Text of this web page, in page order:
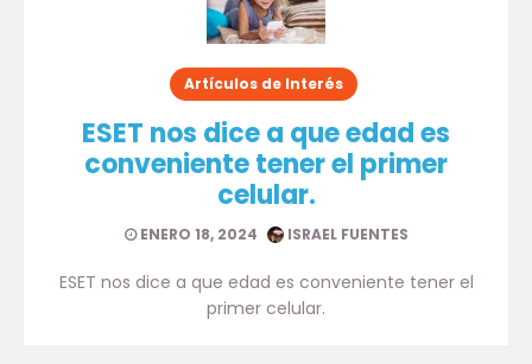
Artículos de Interés
ESET nos dice a que edad es
conveniente tener el primer
celular.
ENERO 18, 2024 ISRAEL FUENTES
ESET nos dice a que edad es conveniente tener el
primer celular.